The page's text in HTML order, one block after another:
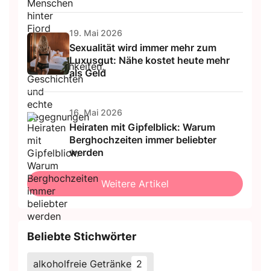
19. Mai 2026
Sexualität wird immer mehr zum
Luxusgut: Nähe kostet heute mehr
als Geld
16. Mai 2026
Heiraten mit Gipfelblick: Warum
Berghochzeiten immer beliebter
werden
Weitere Artikel
Beliebte Stichwörter
alkoholfreie Getränke 2